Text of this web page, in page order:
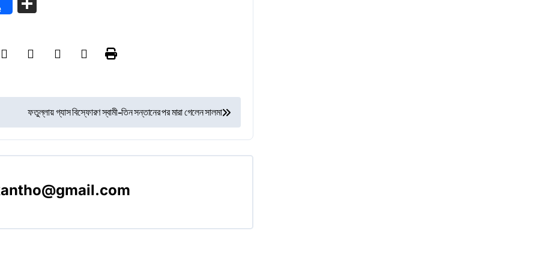
ফতুল্লায় গ্যাস বিস্ফোরণ স্বামী-তিন সন্তানের পর মারা গেলেন সালমা